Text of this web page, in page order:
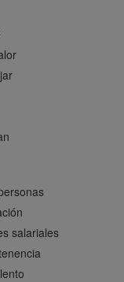
salariales